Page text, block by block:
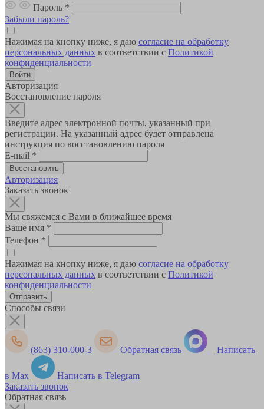
Пароль *
Забыли пароль?
Нажимая на кнопку ниже, я даю согласие на обработку
персональных данных в соответствии с Политикой
конфиденциальности
Авторизация
Восстановление пароля
Введите адрес электронной почты, указанный при
регистрации. На указанный адрес будет отправлена
инструкция по восстановлению пароля
E-mail *
Авторизация
Заказать звонок
Мы свяжемся с Вами в ближайшее время
Ваше имя *
Телефон *
Нажимая на кнопку ниже, я даю согласие на обработку
персональных данных в соответствии с Политикой
конфиденциальности
Способы связи
(863) 310-000-3 Обратная связь Написать
в Max
Написать в Telegram
Заказать звонок
Обратная связь